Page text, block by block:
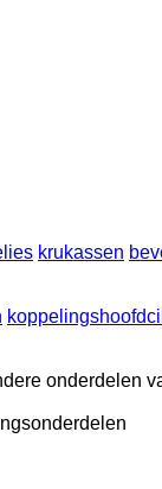
krukassen
onderdelen